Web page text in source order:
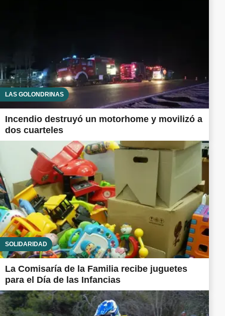
LAS GOLONDRINAS
Incendio destruyó un motorhome y movilizó a
dos cuarteles
SOLIDARIDAD
La Comisaría de la Familia recibe juguetes
para el Día de las Infancias